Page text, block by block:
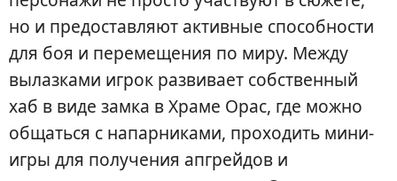
но и предоставляют активные способности
для боя и перемещения по миру. Между
вылазками игрок развивает собственный
хаб в виде замка в Храме Орас, где можно
общаться с напарниками, проходить мини-
игры для получения апгрейдов и